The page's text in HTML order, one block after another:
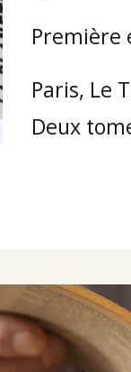
Première
Paris, Le
Deux